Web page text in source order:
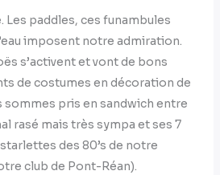
Les paddles, ces funambules
imposent notre admiration.
s’activent et vont de bons
de costumes en décoration de
pris en sandwich entre
rasé mais très sympa et ses 7
des 80’s de notre
club de Pont-Réan).